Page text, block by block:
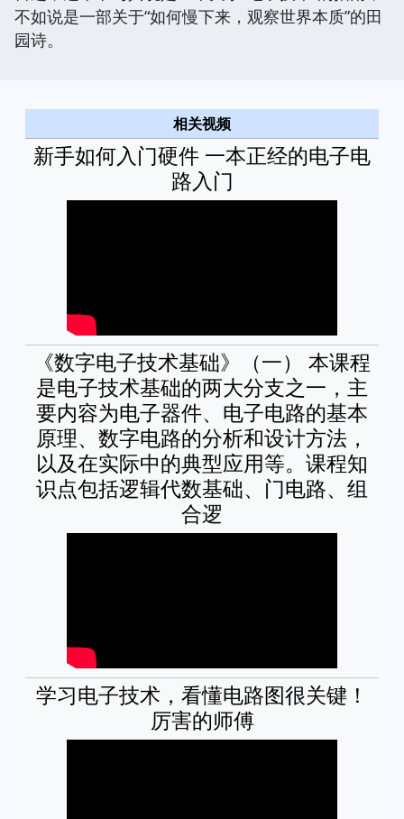
不如说是一部关于“如何慢下来，观察世界本质”的田
园诗。
相关视频
新手如何入门硬件 一本正经的电子电
路入门
《数字电子技术基础》（一） 本课程
是电子技术基础的两大分支之一，主
要内容为电子器件、电子电路的基本
原理、数字电路的分析和设计方法，
以及在实际中的典型应用等。课程知
识点包括逻辑代数基础、门电路、组
合逻
学习电子技术，看懂电路图很关键！
厉害的师傅